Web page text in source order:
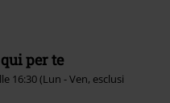
per te
16:30 (Lun - Ven, esclusi